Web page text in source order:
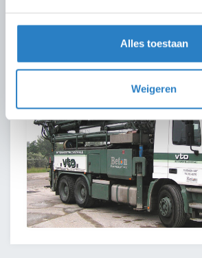
Alles toestaan
Weigeren
Giekpompen